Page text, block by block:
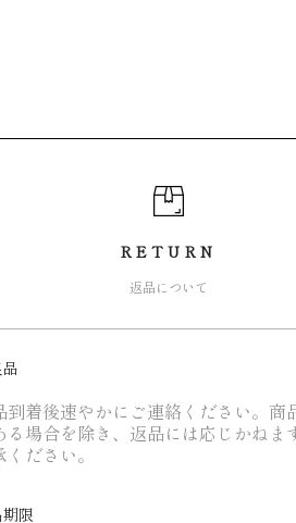
RETURN
返品について
到着後速やかにご連絡ください。商
る場合を除き、返品には応じかねま
ください。
限